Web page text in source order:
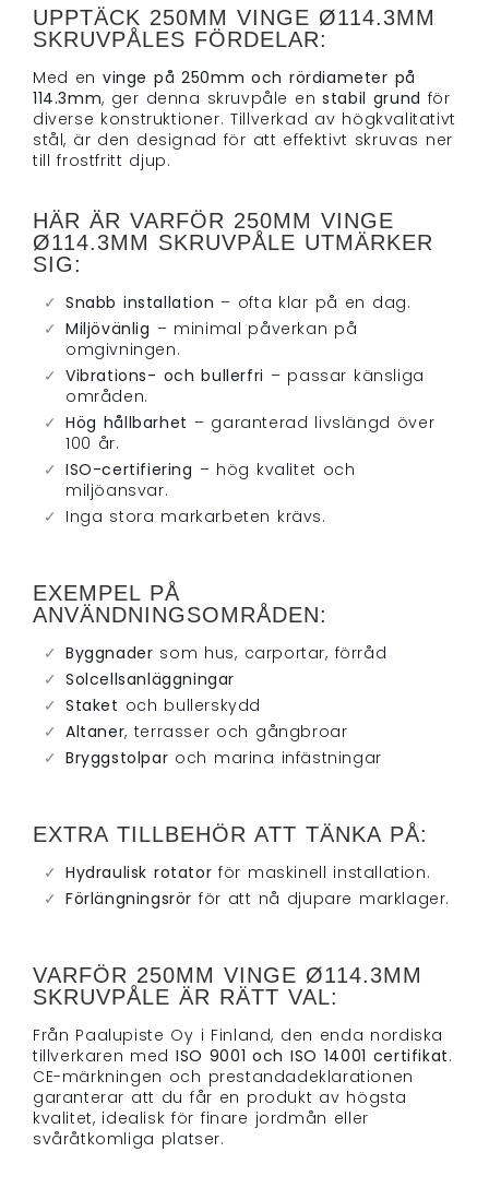
UPPTÄCK 250MM VINGE Ø114.3MM
SKRUVPÅLES FÖRDELAR:
Med en vinge på 250mm och rördiameter på
114.3mm, ger denna skruvpåle enstabil grund för
diverse konstruktioner. Tillverkad av högkvalitativt
stål, är den designad för att effektivt skruvas ner
till frostfritt djup.
HÄR ÄR VARFÖR 250MM VINGE
Ø114.3MM SKRUVPÅLE UTMÄRKER
SIG:
Snabb installation – ofta klar på en dag.
Miljövänlig – minimal påverkan på
omgivningen.
Vibrations- och bullerfri – passar känsliga
områden.
Hög hållbarhet – garanterad livslängd över
100 år.
ISO-certifiering – hög kvalitet och
miljöansvar.
Inga stora markarbeten krävs.
EXEMPEL PÅ
ANVÄNDNINGSOMRÅDEN:
Byggnader som hus, carportar, förråd
Solcellsanläggningar
Staket och bullerskydd
Altaner, terrasser och gångbroar
Bryggstolpar och marina infästningar
EXTRA TILLBEHÖR ATT TÄNKA PÅ:
Hydraulisk rotator för maskinell installation.
Förlängningsrör för att nå djupare marklager.
VARFÖR 250MM VINGE Ø114.3MM
SKRUVPÅLE ÄR RÄTT VAL:
Från Paalupiste Oy i Finland, den enda nordiska
tillverkaren med ISO 9001 och ISO 14001 certifikat.
CE-märkningen och prestandadeklarationen
garanterar att du får en produkt av högsta
kvalitet, idealisk för finare jordmån eller
svåråtkomliga platser.